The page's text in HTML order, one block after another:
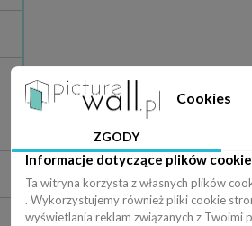
Cookies
ZGODY
Informacje dotyczące plików
Ta witryna korzysta z własnych plików
. Wykorzystujemy również pliki cookie
wyświetlania reklam związanych z Twoimi